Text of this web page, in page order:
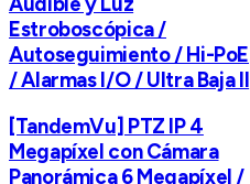
Estroboscópica /
Autoseguimiento / Hi-PoE
/ Alarmas I/O / Ultra Baja Il
[TandemVu] PTZ IP 4
Megapíxel con Cámara
Panorámica 6 Megapíxel /